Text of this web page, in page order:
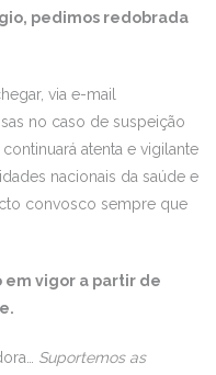
pedimos redobrada
via e-mail
no caso de suspeição
atenta e vigilante
nacionais da saúde e
convosco sempre que
em vigor a partir de
Suportemos as